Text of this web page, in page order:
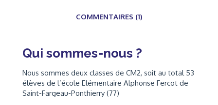
COMMENTAIRES (1)
Qui sommes-nous ?
Nous sommes deux classes de CM2, soit au total 53
élèves de l’école Elémentaire Alphonse Fercot de
Saint-Fargeau-Ponthierry (77)